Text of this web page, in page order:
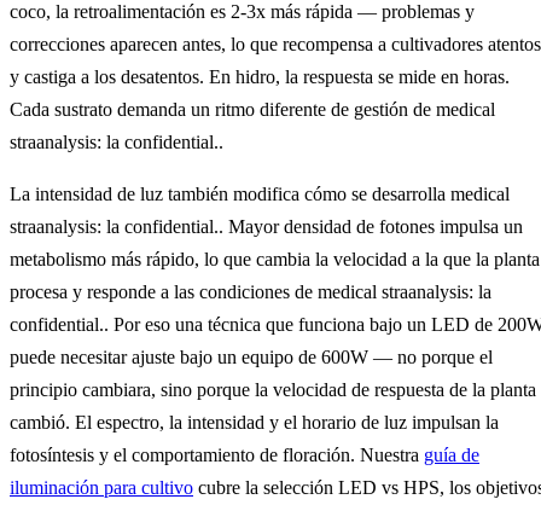
coco, la retroalimentación es 2-3x más rápida — problemas y
correcciones aparecen antes, lo que recompensa a cultivadores atentos
y castiga a los desatentos. En hidro, la respuesta se mide en horas.
Cada sustrato demanda un ritmo diferente de gestión de medical
straanalysis: la confidential..
La intensidad de luz también modifica cómo se desarrolla medical
straanalysis: la confidential.. Mayor densidad de fotones impulsa un
metabolismo más rápido, lo que cambia la velocidad a la que la planta
procesa y responde a las condiciones de medical straanalysis: la
confidential.. Por eso una técnica que funciona bajo un LED de
puede necesitar ajuste bajo un equipo de 600W — no porque el
principio cambiara, sino porque la velocidad de respuesta de la planta
cambió. El espectro, la intensidad y el horario de luz impulsan la
fotosíntesis y el comportamiento de floración. Nuestra guía de
iluminación para cultivo cubre la selección LED vs HPS, los